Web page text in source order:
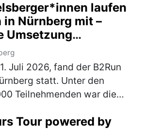
laufen
in Nürnberg mit –
Umsetzung
Firmenlauf
Juli 2026, fand der B2Run
statt. Unter den
Teilnehmenden war die
von 244 Läufer*innen so
Tour powered by